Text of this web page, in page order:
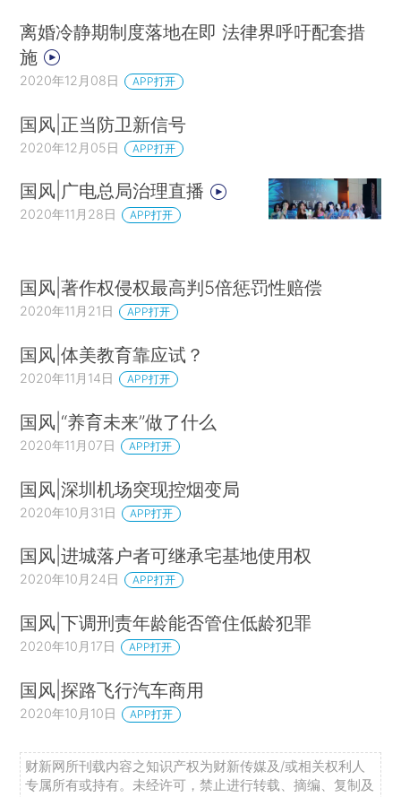
离婚冷静期制度落地在即 法律界呼吁配套措
施
2020年12月08日 APP打开
国风|正当防卫新信号
2020年12月05日 APP打开
国风|广电总局治理直播
2020年11月28日 APP打开
国风|著作权侵权最高判5倍惩罚性赔偿
2020年11月21日 APP打开
国风|体美教育靠应试？
2020年11月14日 APP打开
国风|“养育未来”做了什么
2020年11月07日 APP打开
国风|深圳机场突现控烟变局
2020年10月31日 APP打开
国风|进城落户者可继承宅基地使用权
2020年10月24日 APP打开
国风|下调刑责年龄能否管住低龄犯罪
2020年10月17日 APP打开
国风|探路飞行汽车商用
2020年10月10日 APP打开
财新网所刊载内容之知识产权为财新传媒及/或相关权利人
专属所有或持有。未经许可，禁止进行转载、摘编、复制及